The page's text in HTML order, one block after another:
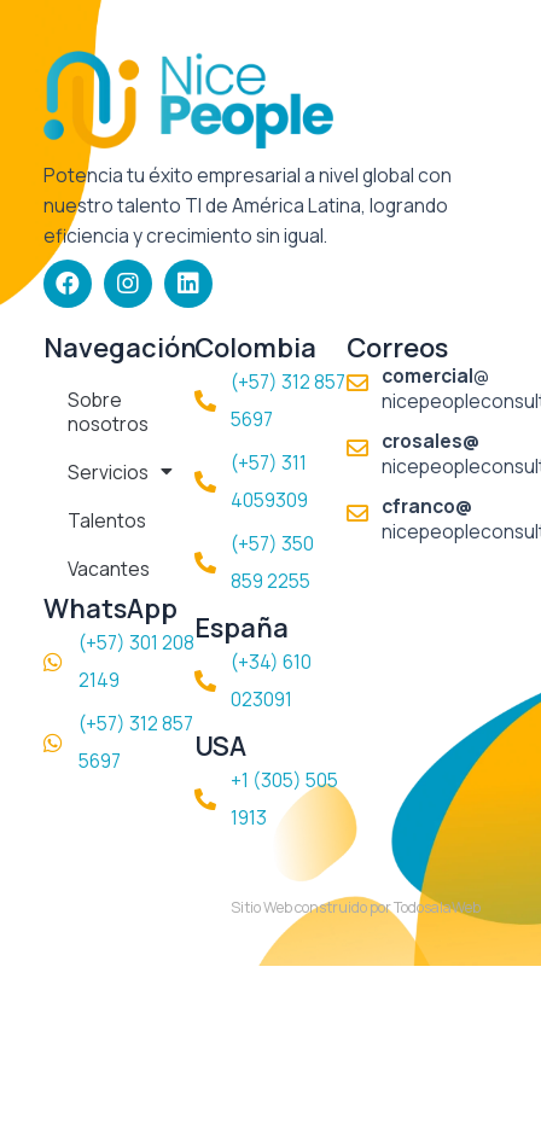
Potencia tu éxito empresarial a nivel global con
nuestro talento TI de América Latina, logrando
eficiencia y crecimiento sin igual.
F
a
c
e
b
o
o
k
I
n
s
t
a
r
a
m
L
i
n
k
e
d
Navegación
Sobre
nosotros
Servicios
Talentos
Vacantes
WhatsApp
(+57) 301 208
2149
(+57) 312 857
5697
Colombia
(+57) 312 857
5697​
(+57) 311
4059309
(+57) 350
859 2255
España
(+34) 610
023091
USA
+1 (305) 505
1913
Correos
comercial@
crosales@
cfranco@
Sitio Web construido por TodosalaWeb